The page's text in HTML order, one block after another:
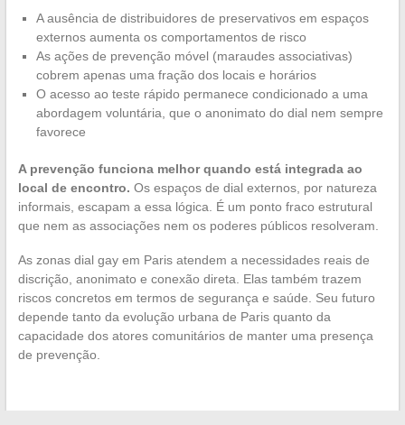
A ausência de distribuidores de preservativos em espaços
externos aumenta os comportamentos de risco
As ações de prevenção móvel (maraudes associativas)
cobrem apenas uma fração dos locais e horários
O acesso ao teste rápido permanece condicionado a uma
abordagem voluntária, que o anonimato do dial nem sempre
favorece
A prevenção funciona melhor quando está integrada ao
local de encontro. Os espaços de dial externos, por natureza
informais, escapam a essa lógica. É um ponto fraco estrutural
que nem as associações nem os poderes públicos resolveram.
As zonas dial gay em Paris atendem a necessidades reais de
discrição, anonimato e conexão direta. Elas também trazem
riscos concretos em termos de segurança e saúde. Seu futuro
depende tanto da evolução urbana de Paris quanto da
capacidade dos atores comunitários de manter uma presença
de prevenção.